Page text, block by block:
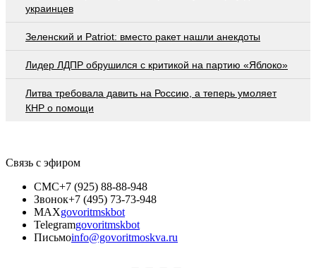
украинцев
Зеленский и Patriot: вместо ракет нашли анекдоты
Лидер ЛДПР обрушился с критикой на партию «Яблоко»
Литва требовала давить на Россию, а теперь умоляет
КНР о помощи
Связь с эфиром
СМС+7 (925) 88-88-948
Звонок+7 (495) 73-73-948
MAXgovoritmskbot
Telegramgovoritmskbot
Письмоinfo@govoritmoskva.ru